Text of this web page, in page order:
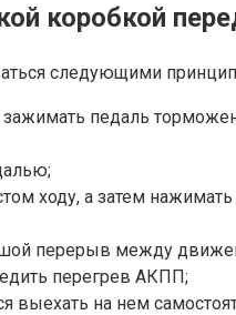
коробкой
следующими
педаль
ходу, а затем нажимать
перерыв между
перегрев АКПП;
выехать на нем